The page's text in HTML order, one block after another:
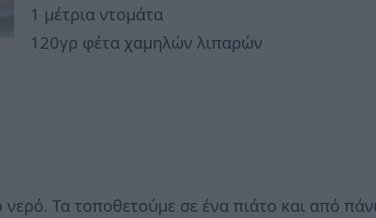
1 μέτρια ντομάτα
120γρ φέτα χαμηλών λιπαρών
Τα τοποθετούμε σε ένα πιάτο και από